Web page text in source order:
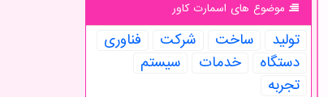
موضوع های اسمارت كاور
تولید ساخت شركت
فناوری
دستگاه
خدمات
سیستم
تجربه